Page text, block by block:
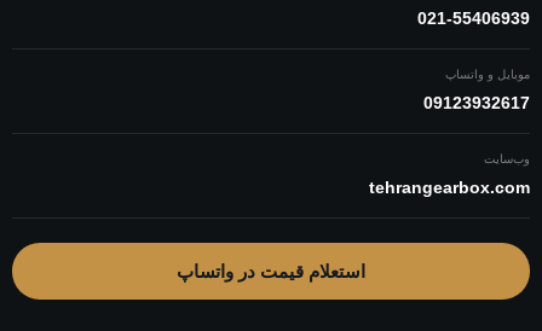
021-55406939
موبایل و واتساپ
09123932617
وب‌سایت
tehrangearbox.com
استعلام قیمت در واتساپ